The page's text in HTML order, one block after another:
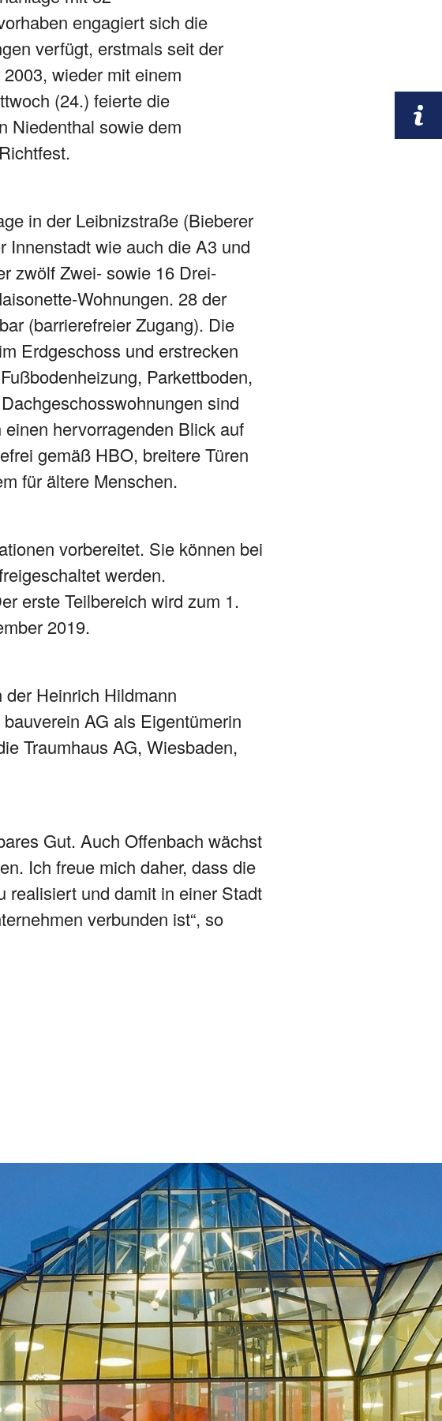
engagiert sich die
verfügt, erstmals seit der
wieder mit einem
(24.) feierte die
Niedenthal sowie dem
in der Leibnizstraße (Bieberer
Innenstadt wie auch die A3 und
zwölf Zwei- sowie 16 Drei-
Wohnungen. 28 der
(barrierefreier Zugang). Die
Erdgeschoss und erstrecken
Parkettboden,
sind
hervorragenden Blick auf
gemäß HBO, breitere Türen
für ältere Menschen.
vorbereitet. Sie können bei
werden.
erste Teilbereich wird zum 1.
2019.
Heinrich Hildmann
AG als Eigentümerin
Traumhaus AG, Wiesbaden,
Gut. Auch Offenbach wächst
Ich freue mich daher, dass die
realisiert und damit in einer Stadt
verbunden ist“, so